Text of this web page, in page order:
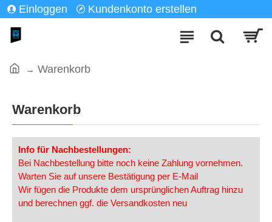
Einloggen Kundenkonto erstellen
Warenkorb
Warenkorb
Info für Nachbestellungen:
Bei Nachbestellung bitte noch keine Zahlung vornehmen.
Warten Sie auf unsere Bestätigung per E-Mail
Wir fügen die Produkte dem ursprünglichen Auftrag hinzu
und berechnen ggf. die Versandkosten neu